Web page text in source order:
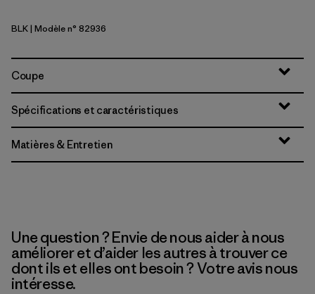
Black
BLK| Modèle n° 82936
Coupe
Spécifications et caractéristiques
Matières & Entretien
Une question ? Envie de nous aider à nous
améliorer et d’aider les autres à trouver ce
dont ils et elles ont besoin ? Votre avis nous
intéresse.